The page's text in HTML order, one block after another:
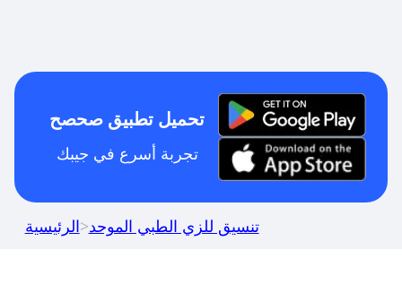
تحميل تطبيق صحصح
تجربة أسرع في جيبك
الرئيسية>تنسيق للزي الطبي الموحد